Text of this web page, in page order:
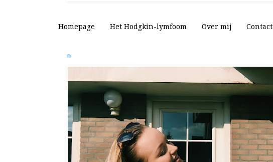
Homepage Het Hodgkin-lymfoom Over mij Contact
®